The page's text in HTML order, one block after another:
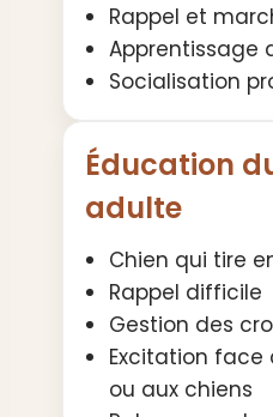
Rappel et
Apprentissage
Socialisation
Éducation
adulte
Chien qui tire
Rappel difficile
Gestion des
Excitation face
ou aux chiens